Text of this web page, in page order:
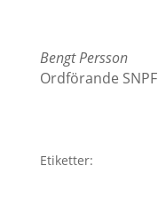
Bengt Persson
Ordförande SNPF
Etiketter: